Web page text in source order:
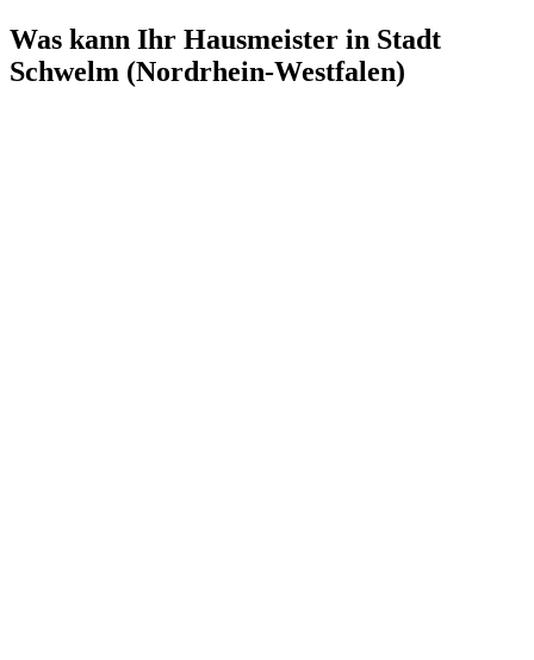
Was kann Ihr Hausmeister in Stadt
Schwelm (Nordrhein-Westfalen)